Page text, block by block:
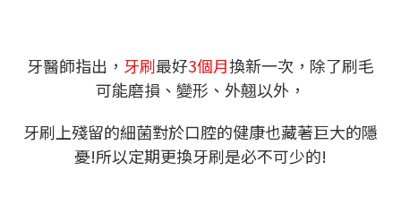
牙醫師指出， 牙刷最好3個月換新一次，除了刷毛
可能磨損、變形、外翹以外，
牙刷上殘留的細菌對於口腔的健康也藏著巨大的隱
憂!所以定期更換牙刷是必不可少的!